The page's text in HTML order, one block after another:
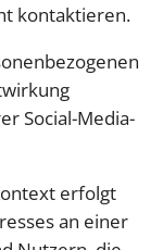
kontaktieren.
Social-Media-
erfolgt
an einer